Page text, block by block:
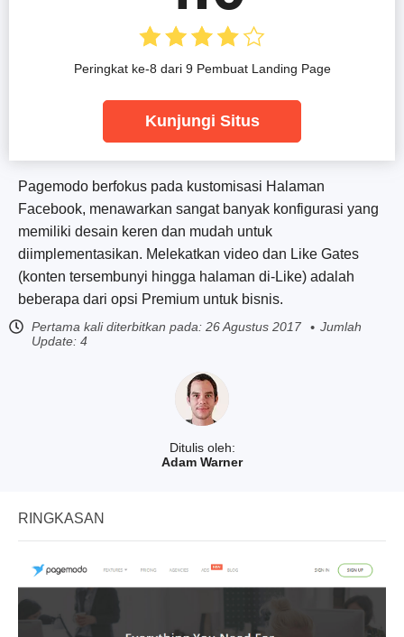
Ditulis oleh:
Adam Warner
Pagemodo berfokus pada kustomisasi Halaman
Facebook, menawarkan sangat banyak konfigurasi yang
memiliki desain keren dan mudah untuk
diimplementasikan. Melekatkan video dan Like Gates
(konten tersembunyi hingga halaman di-Like) adalah
beberapa dari opsi Premium untuk bisnis.
Pertama kali diterbitkan pada: 26 Agustus 2017
Jumlah
Update: 4
Peringkat ke-8 dari 9 Pembuat Landing Page
Kunjungi Situs
RINGKASAN